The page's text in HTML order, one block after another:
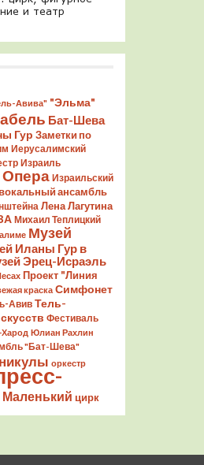
и театр
Авива" "Эльма"
Бат-Шева
Гур Заметки по
Иерусалимский
Израиль
Опера Израильский
ансамбль
Лена Лагутина
Михаил Теплицкий
Музей
Иланы Гур в
Эрец-Исраэль
Проект "Линия
краска Симфонет
АвивТель-
Фестиваль
Юлиан Рахлин
"Бат-Шева"
оркестр
Маленький цирк